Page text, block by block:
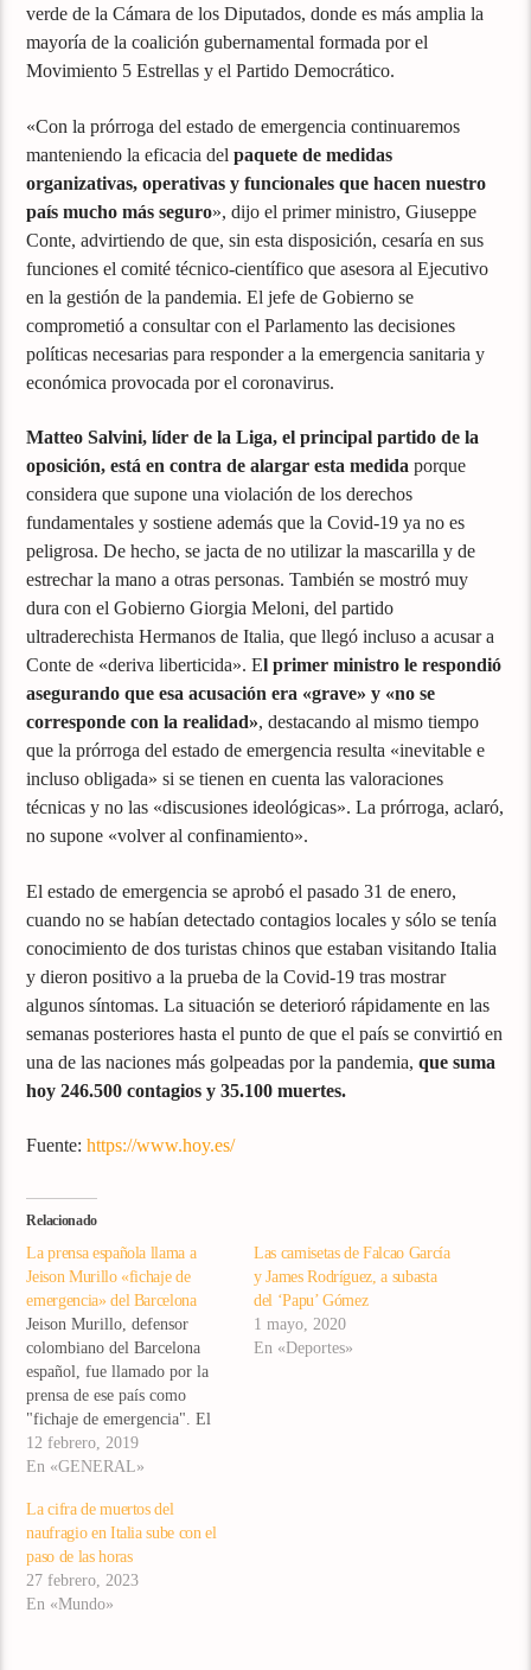
verde de la Cámara de los Diputados, donde es más amplia la
mayoría de la coalición gubernamental formada por el
Movimiento 5 Estrellas y el Partido Democrático.
«Con la prórroga del estado de emergencia continuaremos
manteniendo la eficacia delpaquete de medidas
organizativas, operativas y funcionales que hacen nuestro
país mucho más seguro», dijo el primer ministro, Giuseppe
Conte, advirtiendo de que, sin esta disposición, cesaría en sus
funciones el comité técnico-científico que asesora al Ejecutivo
en la gestión de la pandemia. El jefe de Gobierno se
comprometió a consultar con el Parlamento las decisiones
políticas necesarias para responder a la emergencia sanitaria y
económica provocada por el coronavirus.
Matteo Salvini, líder de la Liga, el principal partido de la
oposición, está en contra de alargar esta medida porque
considera que supone una violación de los derechos
fundamentales y sostiene además que la Covid-19 ya no es
peligrosa. De hecho, se jacta de no utilizar la mascarilla y de
estrechar la mano a otras personas. También se mostró muy
dura con el Gobierno Giorgia Meloni, del partido
ultraderechista Hermanos de Italia, que llegó incluso a acusar a
Conte de «deriva liberticida». El primer ministro le respondió
asegurando que esa acusación era «grave» y «no se
corresponde con la realidad», destacando al mismo tiempo
que la prórroga del estado de emergencia resulta «inevitable e
incluso obligada» si se tienen en cuenta las valoraciones
técnicas y no las «discusiones ideológicas». La prórroga, aclaró,
no supone «volver al confinamiento».
El estado de emergencia se aprobó el pasado 31 de enero,
cuando no se habían detectado contagios locales y sólo se tenía
conocimiento de dos turistas chinos que estaban visitando Italia
y dieron positivo a la prueba de la Covid-19 tras mostrar
algunos síntomas. La situación se deterioró rápidamente en las
semanas posteriores hasta el punto de que el país se convirtió en
una de las naciones más golpeadas por la pandemia,que suma
hoy 246.500 contagios y 35.100 muertes.
Fuente:https://www.hoy.es/
Relacionado
La prensa española llama a
Jeison Murillo «fichaje de
emergencia» del Barcelona
Jeison Murillo, defensor
colombiano del Barcelona
español, fue llamado por la
prensa de ese país como
"fichaje de emergencia". El
diario 'Mundo Deportivo'
publicó este martes una nota
oportunidades que ha tenido
el zaguero colombiano en el
cuadro catalán. "Murillo y
Boateng…
12 febrero, 2019
En «GENERAL»
Las camisetas de Falcao García
y James Rodríguez, a subasta
del ‘Papu’ Gómez
1 mayo, 2020
En «Deportes»
La cifra de muertos del
naufragio en Italia sube con el
paso de las horas
27 febrero, 2023
En «Mundo»